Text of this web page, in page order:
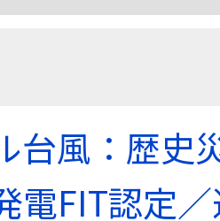
台風：歴史
電FIT認定